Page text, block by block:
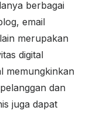
berbagai
email
merupakan
digital
memungkinkan
dan
juga dapat